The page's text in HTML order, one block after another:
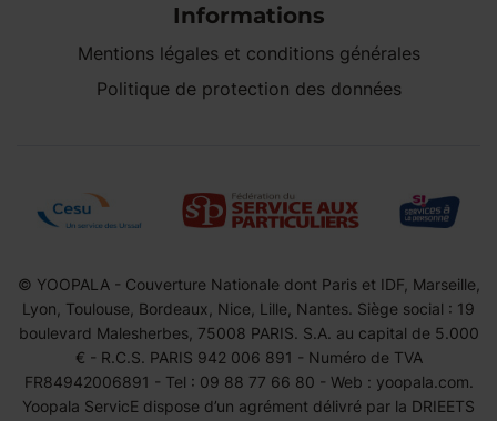
Informations
Mentions légales et conditions générales
Politique de protection des données
© YOOPALA - Couverture Nationale dont Paris et IDF, Marseille,
Lyon, Toulouse, Bordeaux, Nice, Lille, Nantes. Siège social : 19
boulevard Malesherbes, 75008 PARIS. S.A. au capital de 5.000
€ - R.C.S. PARIS 942 006 891 - Numéro de TVA
FR84942006891 - Tel : 09 88 77 66 80 - Web : yoopala.com.
Yoopala ServicE dispose d’un agrément délivré par la DRIEETS